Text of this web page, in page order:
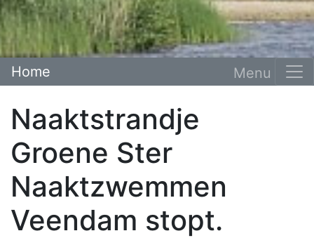
Home
Naaktstrandje
Groene Ster
Naaktzwemmen
Veendam stopt.